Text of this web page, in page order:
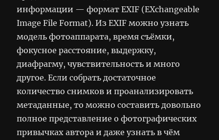
информации — формат EXIF (EXchangeable
Image File Format). Из EXIF можно узнать
модель фотоаппарата, время съёмки,
фокусное расстояние, выдержку,
диафрагму, чувствительность и много
другое. Если собрать достаточное
количество снимков и проанализировать
метаданные, то можно составить довольно
полное представление о фотографических
привычках автора и даже узнать в чём